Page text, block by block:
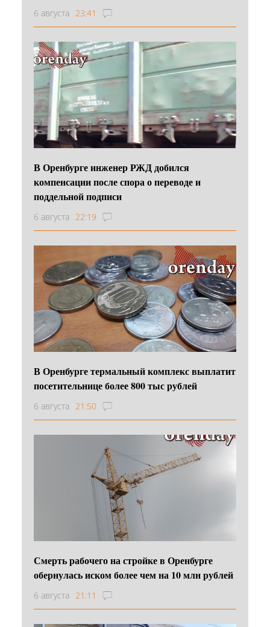
6 августа 23:41
В Оренбурге инженер РЖД добился
компенсации после спора о переводе и
поддельной подписи
6 августа 22:19
В Оренбурге термальный комплекс выплатит
посетительнице более 800 тыс рублей
6 августа 21:50
Смерть рабочего на стройке в Оренбурге
обернулась иском более чем на 10 млн рублей
6 августа 21:11